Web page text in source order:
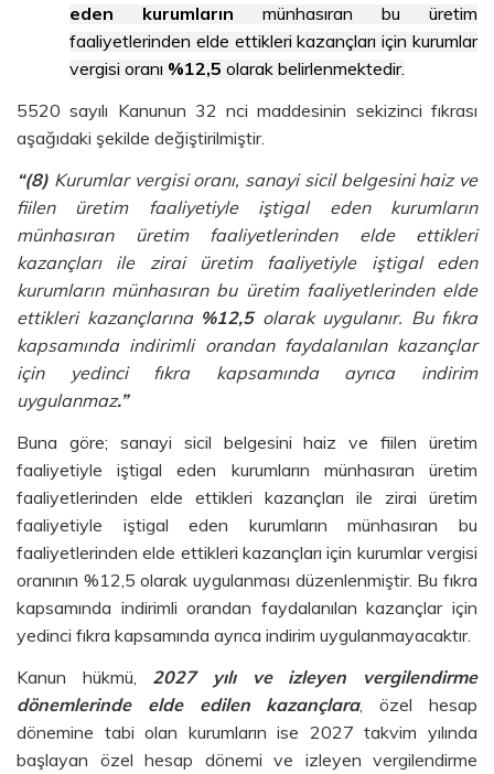
eden kurumların münhasıran bu üretim
faaliyetlerinden elde ettikleri kazançları için kurumlar
vergisi oranı %12,5 olarak belirlenmektedir.
5520 sayılı Kanunun 32 nci maddesinin sekizinci fıkrası
aşağıdaki şekilde değiştirilmiştir.
“(8) Kurumlar vergisi oranı, sanayi sicil belgesini haiz ve
fiilen üretim faaliyetiyle iştigal eden kurumların
münhasıran üretim faaliyetlerinden elde ettikleri
kazançları ile zirai üretim faaliyetiyle iştigal eden
kurumların münhasıran bu üretim faaliyetlerinden elde
ettikleri kazançlarına %12,5olarak uygulanır. Bu fıkra
kapsamında indirimli orandan faydalanılan kazançlar
için yedinci fıkra kapsamında ayrıca indirim
uygulanmaz.”
Buna göre; sanayi sicil belgesini haiz ve fiilen üretim
faaliyetiyle iştigal eden kurumların münhasıran üretim
faaliyetlerinden elde ettikleri kazançları ile zirai üretim
faaliyetiyle iştigal eden kurumların münhasıran bu
faaliyetlerinden elde ettikleri kazançları için kurumlar vergisi
oranının %12,5 olarak uygulanması düzenlenmiştir. Bu fıkra
kapsamında indirimli orandan faydalanılan kazançlar için
yedinci fıkra kapsamında ayrıca indirim uygulanmayacaktır.
Kanun hükmü, 2027 yılı ve izleyen vergilendirme
dönemlerinde elde edilen kazançlara, özel hesap
dönemine tabi olan kurumların ise 2027 takvim yılında
başlayan özel hesap dönemi ve izleyen vergilendirme